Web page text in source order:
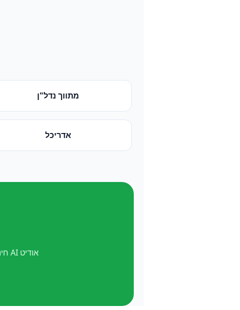
מתווך נדל"ן
אדריכל
אודיט AI חינם. ואל תשכח —